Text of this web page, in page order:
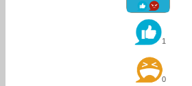
1
0